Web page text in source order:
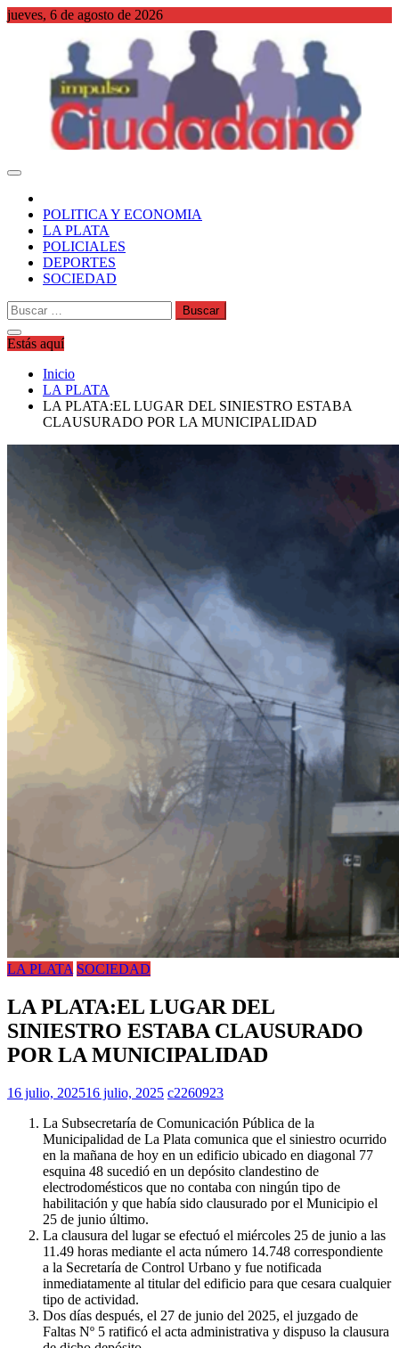
Saltar
jueves, 6 de agosto de 2026
POLITICA Y ECONOMIA
LA PLATA
POLICIALES
DEPORTES
SOCIEDAD
Buscar:
Estás aquí
Inicio
LA PLATA
LA PLATA:EL LUGAR DEL SINIESTRO ESTABA
CLAUSURADO POR LA MUNICIPALIDAD
LA PLATA SOCIEDAD
LA PLATA:EL LUGAR DEL
SINIESTRO ESTABA CLAUSURADO
POR LA MUNICIPALIDAD
16 julio, 202516 julio, 2025 c2260923
La Subsecretaría de Comunicación Pública de la
Municipalidad de La Plata comunica que el siniestro ocurrido
en la mañana de hoy en un edificio ubicado en diagonal 77
esquina 48 sucedió en un depósito clandestino de
electrodomésticos que no contaba con ningún tipo de
habilitación y que había sido clausurado por el Municipio el
25 de junio último.
La clausura del lugar se efectuó el miércoles 25 de junio a las
11.49 horas mediante el acta número 14.748 correspondiente
a la Secretaría de Control Urbano y fue notificada
inmediatamente al titular del edificio para que cesara cualquier
tipo de actividad.
Dos días después, el 27 de junio del 2025, el juzgado de
Faltas Nº 5 ratificó el acta administrativa y dispuso la clausura